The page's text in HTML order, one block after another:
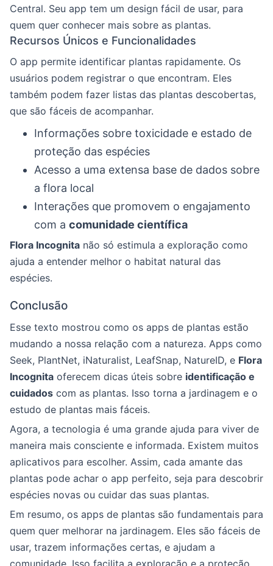
Central. Seu app tem um design fácil de usar, para
quem quer conhecer mais sobre as plantas.
Recursos Únicos e Funcionalidades
O app permite identificar plantas rapidamente. Os
usuários podem registrar o que encontram. Eles
também podem fazer listas das plantas descobertas,
que são fáceis de acompanhar.
Informações sobre toxicidade e estado de
proteção das espécies
Acesso a uma extensa base de dados sobre
a flora local
Interações que promovem o engajamento
com a comunidade científica
Flora Incognita não só estimula a exploração como
ajuda a entender melhor o habitat natural das
espécies.
Conclusão
Esse texto mostrou como os apps de plantas estão
mudando a nossa relação com a natureza. Apps como
Seek, PlantNet, iNaturalist, LeafSnap, NatureID, e Flora
Incognita oferecem dicas úteis sobre identificação e
cuidados com as plantas. Isso torna a jardinagem e o
estudo de plantas mais fáceis.
Agora, a tecnologia é uma grande ajuda para viver de
maneira mais consciente e informada. Existem muitos
aplicativos para escolher. Assim, cada amante das
plantas pode achar o app perfeito, seja para descobrir
espécies novas ou cuidar das suas plantas.
Em resumo, os apps de plantas são fundamentais para
quem quer melhorar na jardinagem. Eles são fáceis de
usar, trazem informações certas, e ajudam a
comunidade. Isso facilita a exploração e a proteção